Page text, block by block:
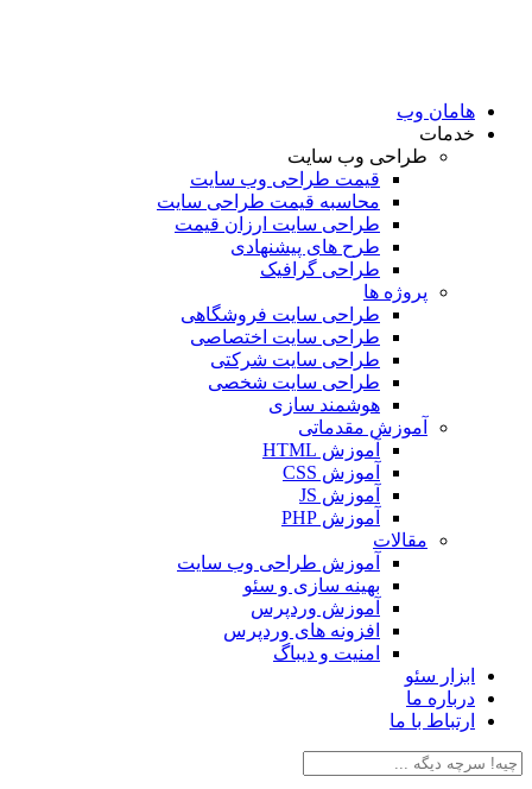
وب
طراحی وب سایت
قیمت طراحی وب سایت
محاسبه قیمت طراحی سایت
طراحی سایت ارزان قیمت
طرح های پیشنهادی
طراحی گرافیک
پروژه ها
طراحی سایت فروشگاهی
طراحی سایت اختصاصی
طراحی سایت شرکتی
طراحی سایت شخصی
هوشمند سازی
آموزش مقدماتی
آموزش HTML
آموزش CSS
آموزش JS
آموزش PHP
مقالات
آموزش طراحی وب سایت
بهینه سازی و سئو
آموزش وردپرس
افزونه های وردپرس
امنیت و دیباگ
سئو
ما
با ما